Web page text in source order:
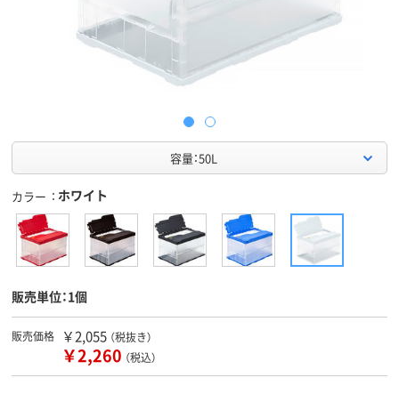
容量：50L
カラー ホワイト
販売単位：1個
販売価格 ￥2,055 （税抜き）
￥2,260 （税込）